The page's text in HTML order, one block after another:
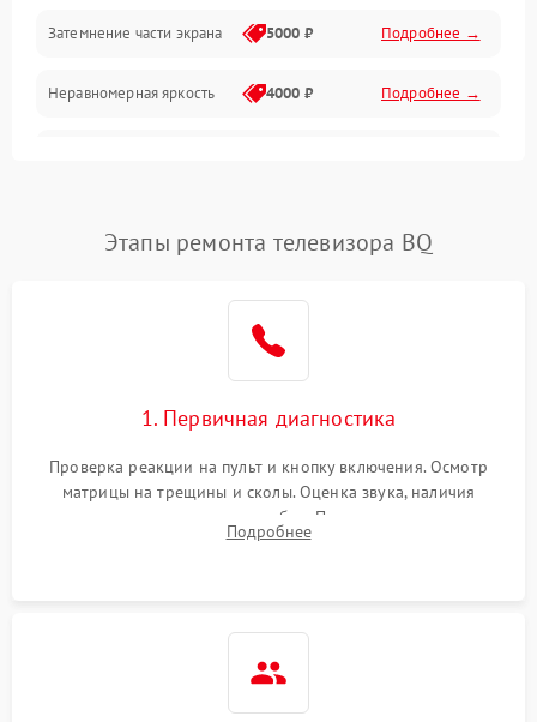
Механические повреждения
Программное обеспечение
Сеть и подключения
Затемнение части экрана 5000 ₽ Подробнее →
Неравномерная яркость 4000 ₽ Подробнее →
Этапы ремонта телевизора BQ
1. Первичная диагностика
Проверка реакции на пульт и кнопку включения. Осмотр
матрицы на трещины и сколы. Оценка звука, наличия
подсветки и индикаторов ошибок. Подключение тестовых
источников сигнала для выявления симптомов поломки.
Подробнее